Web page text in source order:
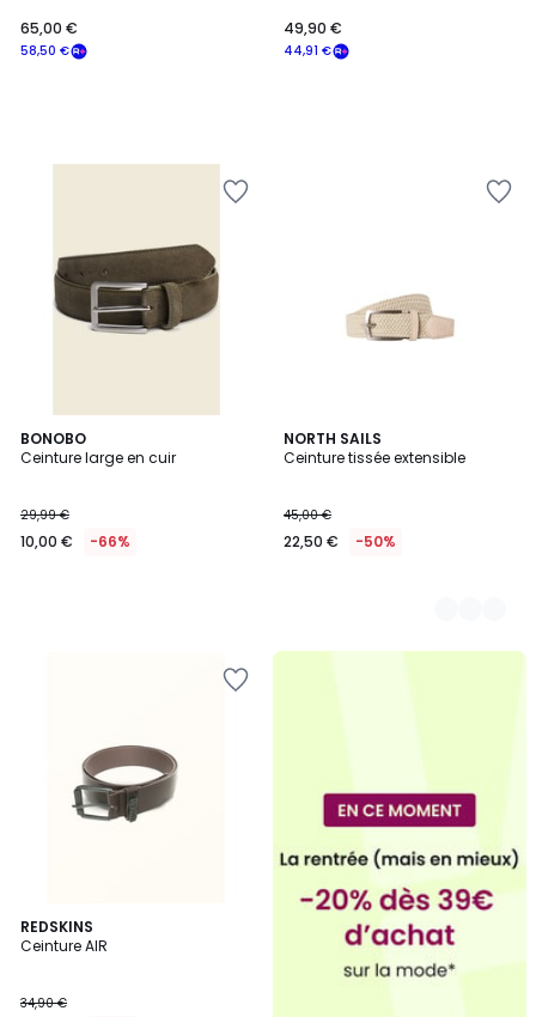
€
souscrivez
58,50
58,50 €
65,00 €
44,91 €
49,90 €
BONOBO
Ceinture large en cuir
29,99 €
10,00 € -66%
NORTH SAILS
Ceinture tissée extensible
45,00 €
22,50 € -50%
3
Couleurs
REDSKINS
Ceinture AIR
34,90 €